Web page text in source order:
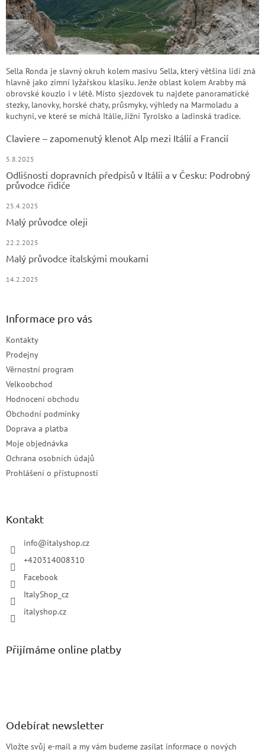
Sella Ronda je slavný okruh kolem masivu Sella, který většina lidí zná
hlavně jako zimní lyžařskou klasiku. Jenže oblast kolem Arabby má
obrovské kouzlo i v létě. Místo sjezdovek tu najdete panoramatické
stezky, lanovky, horské chaty, průsmyky, výhledy na Marmoladu a
kuchyni, ve které se míchá Itálie, Jižní Tyrolsko a ladinská tradice.
Claviere – zapomenutý klenot Alp mezi Itálií a Francií
5.8.2025
Odlišnosti dopravních předpisů v Itálii a v Česku: Podrobný
průvodce řidiče
25.4.2025
Malý průvodce oleji
22.2.2025
Malý průvodce italskými moukami
14.2.2025
Informace pro vás
Kontakty
Prodejny
Věrnostní program
Velkoobchod
Hodnocení obchodu
Obchodní podmínky
Doprava a platba
Moje objednávka
Ochrana osobních údajů
Prohlášení o přístupnosti
Kontakt
info@italyshop.cz
+420314008310
Facebook
ItalyShop_cz
italyshop.cz
Přijímáme online platby
Odebírat newsletter
Vložte svůj e-mail a my vám budeme zasílat informace o nových